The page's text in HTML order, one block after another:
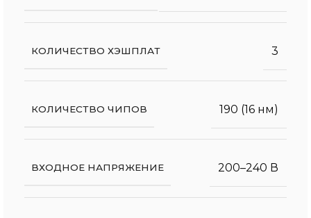
КОЛИЧЕСТВО ХЭШПЛАТ 3
КОЛИЧЕСТВО ЧИПОВ 190 (16 нм)
ВХОДНОЕ НАПРЯЖЕНИЕ 200–240 В